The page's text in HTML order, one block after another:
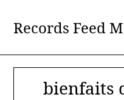
contentRecords Feed
bienfaits